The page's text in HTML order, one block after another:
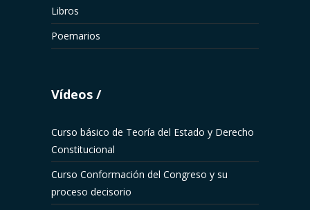
Libros
Poemarios
Vídeos
Curso básico de Teoría del Estado y Derecho
Constitucional
Curso Conformación del Congreso y su
proceso decisorio